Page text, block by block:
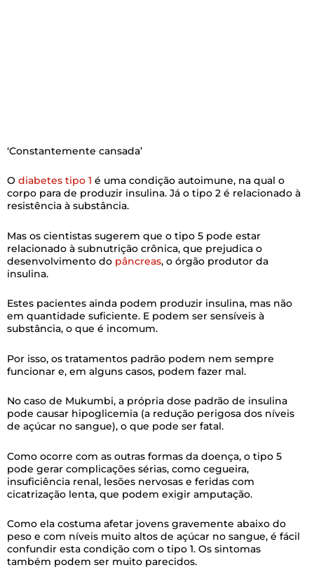
‘Constantemente cansada’
O diabetes tipo 1 é uma condição autoimune, na qual o
corpo para de produzir insulina. Já o tipo 2 é relacionado à
resistência à substância.
Mas os cientistas sugerem que o tipo 5 pode estar
relacionado à subnutrição crônica, que prejudica o
desenvolvimento do pâncreas, o órgão produtor da
insulina.
Estes pacientes ainda podem produzir insulina, mas não
em quantidade suficiente. E podem ser sensíveis à
substância, o que é incomum.
Por isso, os tratamentos padrão podem nem sempre
funcionar e, em alguns casos, podem fazer mal.
No caso de Mukumbi, a própria dose padrão de insulina
pode causar hipoglicemia (a redução perigosa dos níveis
de açúcar no sangue), o que pode ser fatal.
Como ocorre com as outras formas da doença, o tipo 5
pode gerar complicações sérias, como cegueira,
insuficiência renal, lesões nervosas e feridas com
cicatrização lenta, que podem exigir amputação.
Como ela costuma afetar jovens gravemente abaixo do
peso e com níveis muito altos de açúcar no sangue, é fácil
confundir esta condição com o tipo 1. Os sintomas
também podem ser muito parecidos.